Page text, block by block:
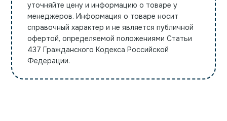
уточняйте цену и информацию о товаре у
менеджеров. Информация о товаре носит
справочный характер и не является публичной
офертой, определяемой положениями Статьи
437 Гражданского Кодекса Российской
Федерации.